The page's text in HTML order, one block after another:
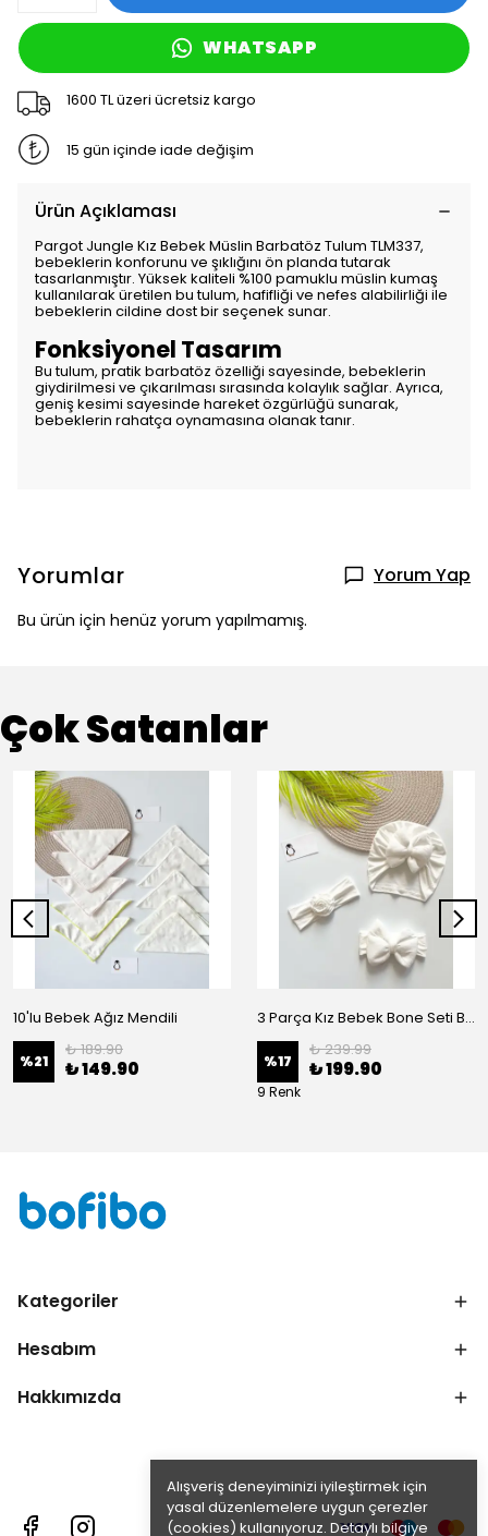
Alışveriş deneyiminizi iyileştirmek için
yasal düzenlemelere uygun çerezler
(cookies) kullanıyoruz. Detaylı bilgiye
WHATSAPP
1600 TL üzeri ücretsiz kargo
15 gün içinde iade değişim
Ürün Açıklaması
Pargot Jungle Kız Bebek Müslin Barbatöz Tulum TLM337,
bebeklerin konforunu ve şıklığını ön planda tutarak
tasarlanmıştır. Yüksek kaliteli %100 pamuklu müslin kumaş
kullanılarak üretilen bu tulum, hafifliği ve nefes alabilirliği ile
bebeklerin cildine dost bir seçenek sunar.
Fonksiyonel Tasarım
Bu tulum, pratik barbatöz özelliği sayesinde, bebeklerin
giydirilmesi ve çıkarılması sırasında kolaylık sağlar. Ayrıca,
geniş kesimi sayesinde hareket özgürlüğü sunarak,
bebeklerin rahatça oynamasına olanak tanır.
Yorumlar Yorum Yap
Bu ürün için henüz yorum yapılmamış.
Çok Satanlar
10'lu Bebek Ağız Mendili
%21
₺ 189.90
₺ 149.90
3 Parça Kız Bebek Bone Seti BN02 - Beyaz
%17
₺ 239.99
₺ 199.90
9 Renk
Kategoriler
Hesabım
Hakkımızda